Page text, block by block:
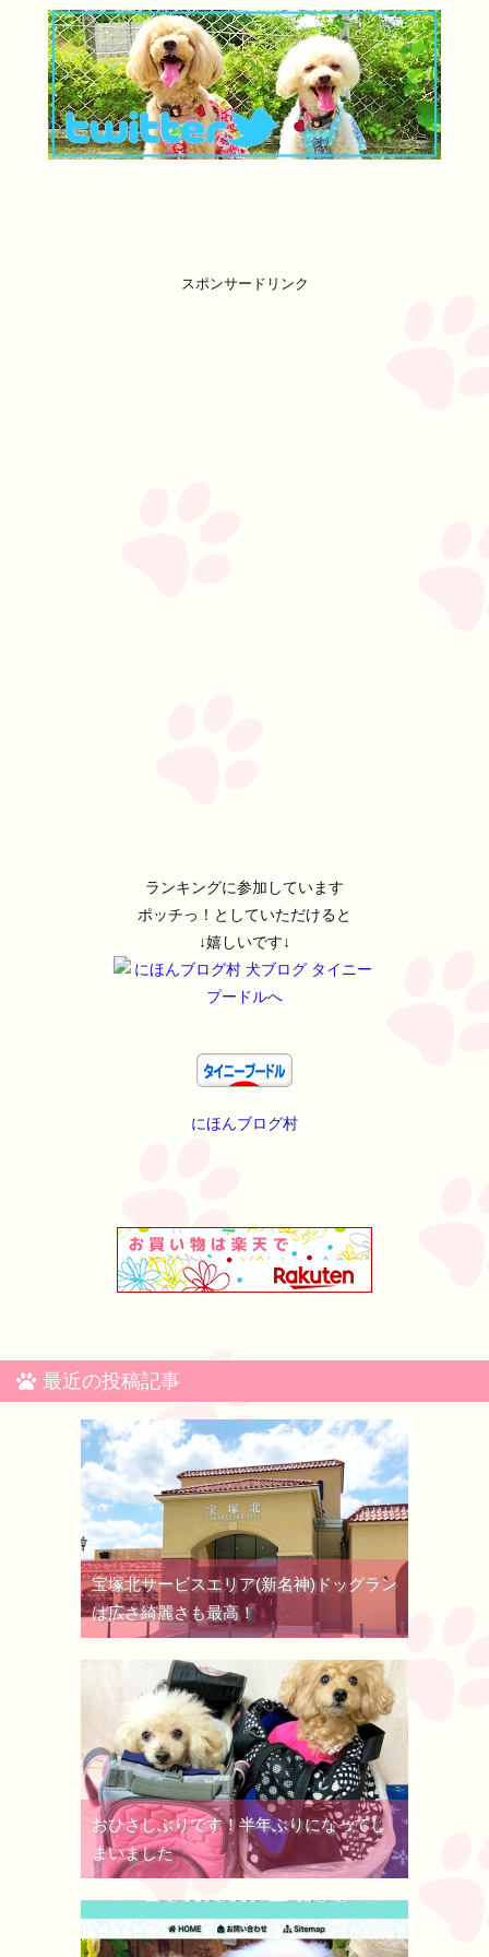
スポンサードリンク
ランキングに参加しています
ポッチっ！としていただけると
↓嬉しいです↓
にほんブログ村
最近の投稿記事
宝塚北サービスエリア(新名神)ドッグラン
は広さ綺麗さも最高！
おひさしぶりです！半年ぶりになってし
まいました